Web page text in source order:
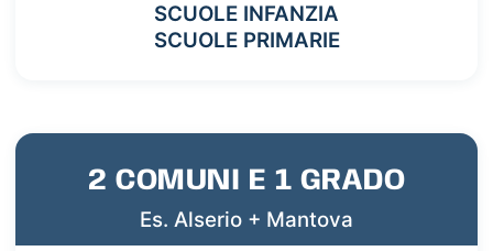
SCUOLE INFANZIA
SCUOLE PRIMARIE
2 COMUNI E 1 GRADO
Es. Alserio + Mantova